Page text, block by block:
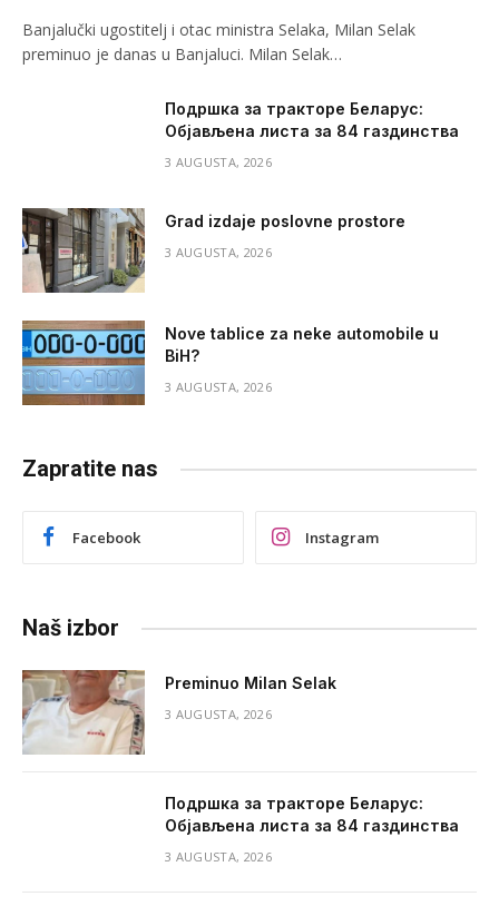
Banjalučki ugostitelj i otac ministra Selaka, Milan Selak
preminuo je danas u Banjaluci. Milan Selak…
Подршка за тракторе Беларус:
Објављена листа за 84 газдинства
3 AUGUSTA, 2026
Grad izdaje poslovne prostore
3 AUGUSTA, 2026
Nove tablice za neke automobile u
BiH?
3 AUGUSTA, 2026
Zapratite nas
Facebook Instagram
Naš izbor
Preminuo Milan Selak
3 AUGUSTA, 2026
Подршка за тракторе Беларус:
Објављена листа за 84 газдинства
3 AUGUSTA, 2026